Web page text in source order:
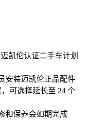
凯伦认证二手车计划
安装迈凯伦正品配件
可选择延长至 24 个
和保养会如期完成